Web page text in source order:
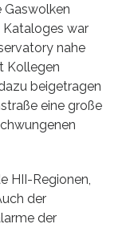
Kataloges war
nahe
Kollegen
beigetragen
eine große
HII-Regionen,
der
der